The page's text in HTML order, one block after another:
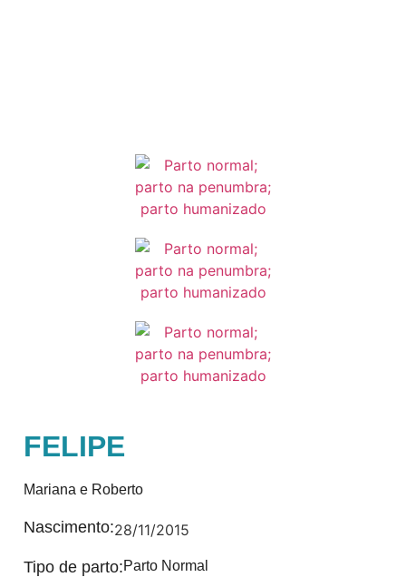
FELIPE
Mariana e Roberto
Nascimento:28/11/2015
Tipo de parto:Parto Normal